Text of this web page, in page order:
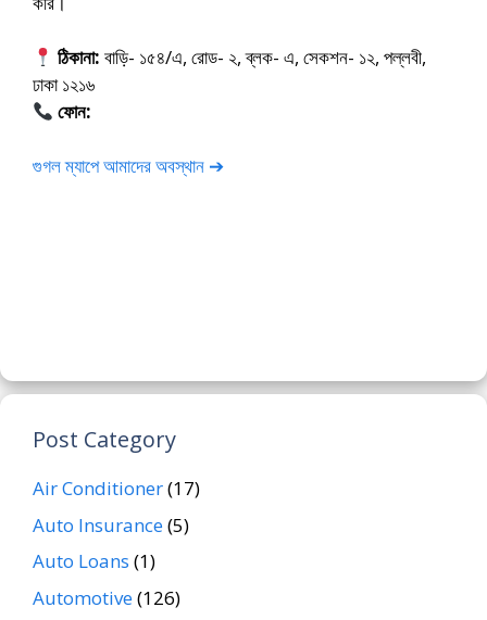
ঠিকানা: বাড়ি- ১৫৪/এ, রোড- ২, ব্লক- এ, সেকশন- ১২, পল্লবী,
ঢাকা ১২১৬
ফোন:
গুগল ম্যাপে আমাদের অবস্থান ➔
Post Category
Air Conditioner(17)
Auto Insurance(5)
Auto Loans (1)
Automotive(126)